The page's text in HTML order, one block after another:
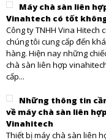
Máy chà sàn liên
Vinahtech có tốt
Công ty TNHH Vina Hitech
chúng tôi cung cấp đến
hàng. Hiện nay những
chà sàn liên hợp
cấp...
Những thông tin
về máy chà sàn liên hợp
Vinahitech
Thiết bị máy chà sàn liên